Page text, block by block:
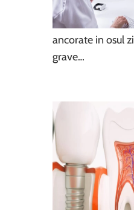
ancorate in osul
grave…